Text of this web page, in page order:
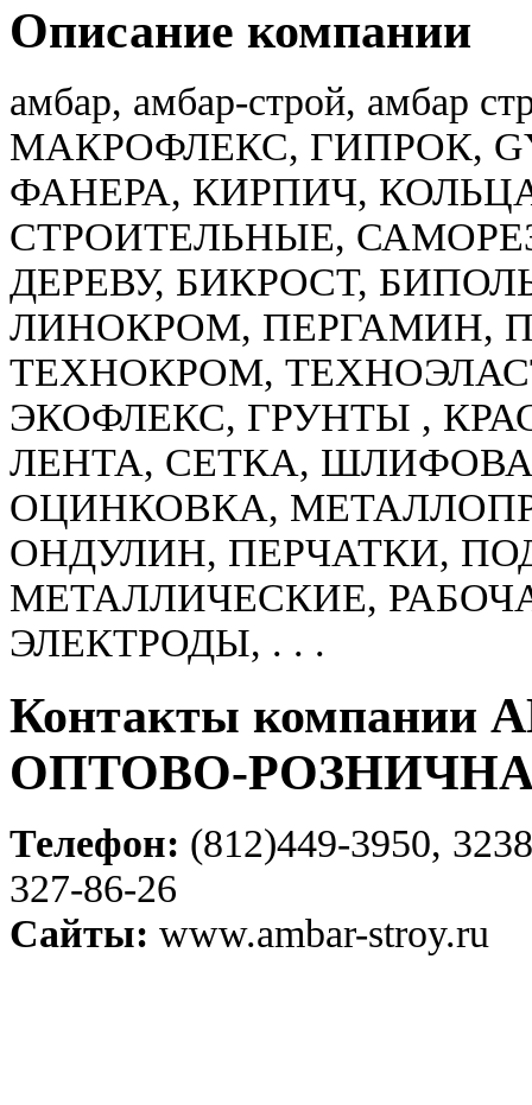
Описание компании
амбар, амбар-строй,
МАКРОФЛЕКС, ГИПРОК,
ФАНЕРА, КИРПИЧ,
СТРОИТЕЛЬНЫЕ,
ДЕРЕВУ, БИКРОСТ,
ЛИНОКРОМ, ПЕРГАМИН,
ТЕХНОКРОМ,
ЭКОФЛЕКС, ГРУНТЫ ,
ЛЕНТА, СЕТКА,
ОЦИНКОВКА,
ОНДУЛИН, ПЕРЧАТКИ,
МЕТАЛЛИЧЕСКИЕ,
ЭЛЕКТРОДЫ, . . .
Контакты
ОПТОВО-
Телефон: (812)449-3950,
327-86-26
Сайты: www.ambar-stroy.ru